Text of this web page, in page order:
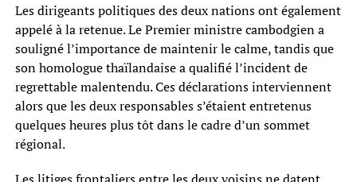
Les dirigeants politiques des deux nations ont également
appelé à la retenue. Le Premier ministre cambodgien a
souligné l’importance de maintenir le calme, tandis que
son homologue thaïlandaise a qualifié l’incident de
regrettable malentendu. Ces déclarations interviennent
alors que les deux responsables s’étaient entretenus
quelques heures plus tôt dans le cadre d’un sommet
régional.